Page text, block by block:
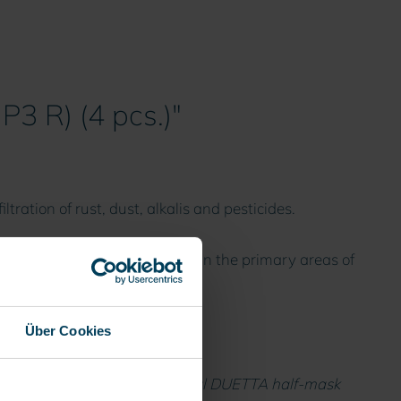
Über Cookies
R) (4 pcs.)"
of rust, dust, alkalis and pesticides.
of operation can be found in the primary areas of
corresponds to the original DUETTA half-mask